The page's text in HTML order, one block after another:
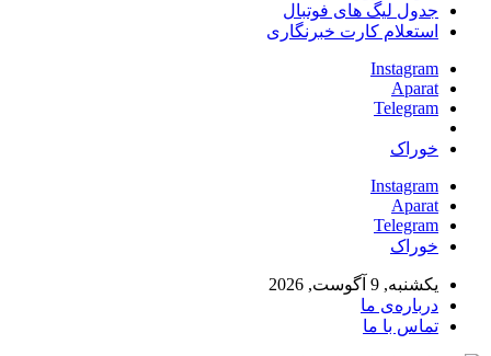
جدول لیگ های فوتبال
استعلام کارت خبرنگاری
Instagram
Aparat
Telegram
خوراک
Instagram
Aparat
Telegram
خوراک
یکشنبه, 9 آگوست, 2026
درباره‌ی ما
تماس با ما